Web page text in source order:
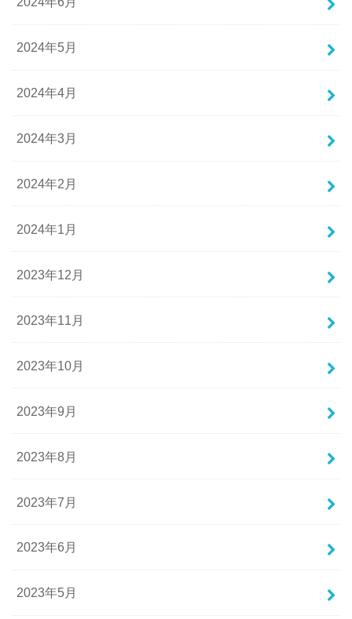
2024年5月
2024年4月
2024年3月
2024年2月
2024年1月
2023年12月
2023年11月
2023年10月
2023年9月
2023年8月
2023年7月
2023年6月
2023年5月